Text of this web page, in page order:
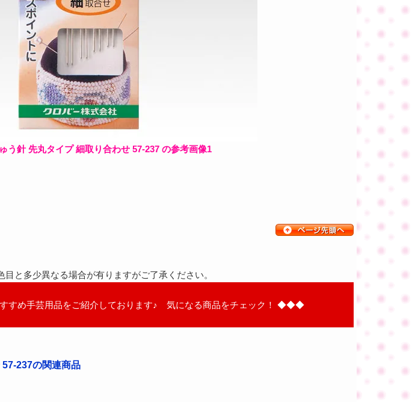
う針 先丸タイプ 細取り合わせ 57-237 の参考画像1
と多少異なる場合が有りますがご了承ください。
すめ手芸用品をご紹介しております♪ 気になる商品をチェック！ ◆◆◆
237の関連商品